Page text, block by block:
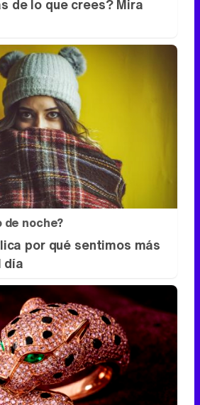
de lo que crees? Mira
de noche?
por qué sentimos más
día